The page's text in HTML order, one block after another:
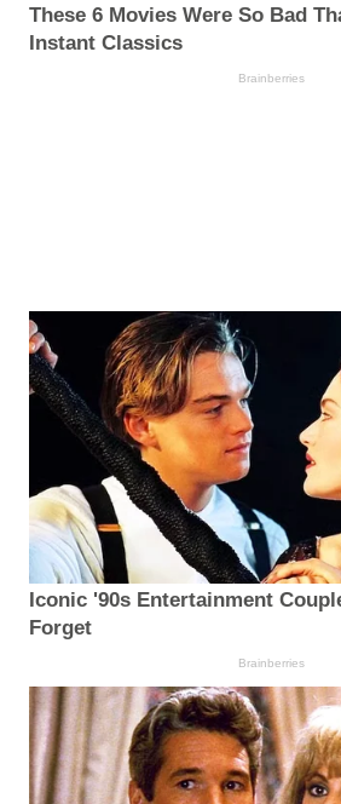
These 6 Movies Were So Bad
Instant Classics
Brainberries
Iconic '90s Entertainment
Forget
Brainberries